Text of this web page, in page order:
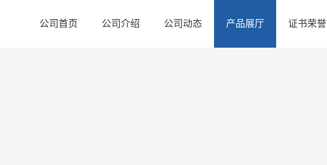
公司首页 公司介绍 公司动态 产品展厅 证书荣誉